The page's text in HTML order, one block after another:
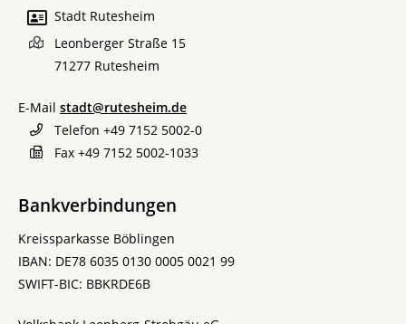
Stadt Rutesheim
Leonberger Straße 15
71277 Rutesheim
E-Mail stadt@rutesheim.de
Telefon +49 7152 5002-0
Fax +49 7152 5002-1033
Bankverbindungen
Kreissparkasse Böblingen
IBAN: DE78 6035 0130 0005 0021 99
SWIFT-BIC: BBKRDE6B